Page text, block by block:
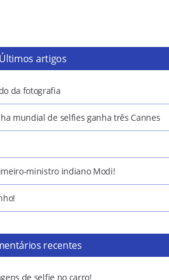
Últimos artigos
da fotografia
mundial de selfies ganha três Cannes
ministro indiano Modi!
recentes
de selfie no carro!